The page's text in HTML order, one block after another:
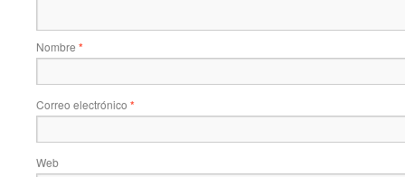
Nombre *
Correo electrónico *
Web